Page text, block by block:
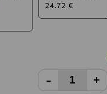
24.72 €
- +